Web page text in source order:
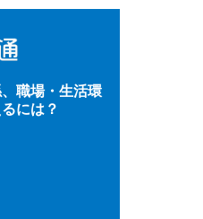
職場・生活環
には？